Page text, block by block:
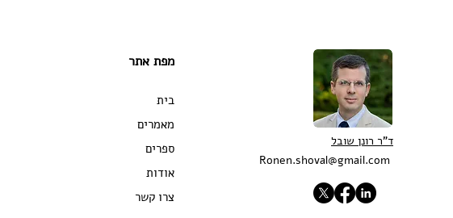
מפת אתר
בית
מאמרים
ספרים
אודות
צרו קשר
ד"ר רונן שובל